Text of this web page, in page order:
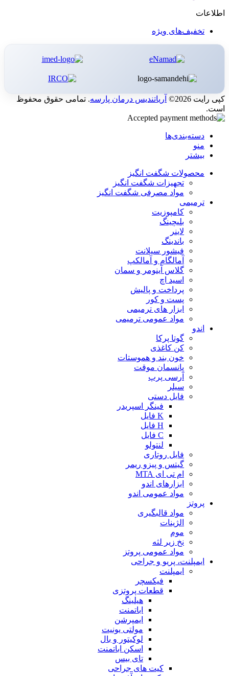
اطلاعات
تخفیف‌های ویژه
کپی رایت 2026© آریاتندیس درمان پارسه. تمامی حقوق محفوظ
است.
دسته‌بندی‌ها
منو
بیشتر
محصولات شگفت انگیز
تجهیزات شگفت انگیز
مواد مصرفی شگفت انگیز
ترمیمی
کامپوزیت
بلیچینگ
لاینر
باندینگ
فیشور سیلانت
آمالگام و آمالکپ
گلاس آینومر و سمان
اسید اچ
پرداخت و پالیش
پست و کور
ابزار های ترمیمی
مواد عمومی ترمیمی
اندو
گوتا پرکا
کن کاغذی
خون بند و هموستات
پانسمان موقت
آرسی پرپ
سیلر
فایل دستی
فینگر اسپریدر
K فایل
H فایل
C فایل
لنتولو
فایل روتاری
گیتس و پیزو ریمر
ام تی ای MTA
ابزارهای اندو
مواد عمومی اندو
پروتز
مواد قالبگیری
الژینات
موم
نخ زیر لثه
مواد عمومی پروتز
ایمپلنت، پریو و جراحی
ایمپلنت
فیکسچر
قطعات پروتزی
هیلینگ
اباتمنت
ایمپرشن
مولتی یونیت
لوکیتور و بال
اسکن اباتمنت
تای بیس
کیت های جراحی